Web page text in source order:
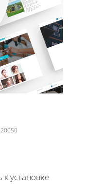
20050
к установке